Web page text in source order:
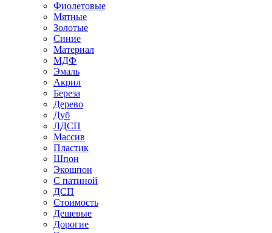
Фиолетовые
Мятные
Золотые
Синие
Материал
МДФ
Эмаль
Акрил
Береза
Дерево
Дуб
ЛДСП
Массив
Пластик
Шпон
Экошпон
С патиной
ДСП
Стоимость
Дешевые
Дорогие